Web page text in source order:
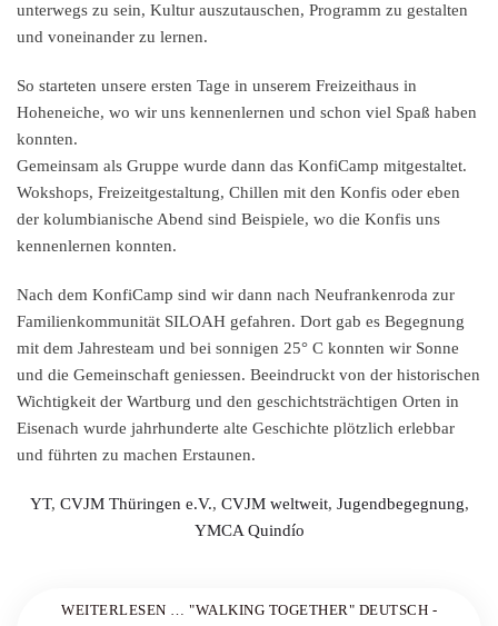
unterwegs zu sein, Kultur auszutauschen, Programm zu gestalten
und voneinander zu lernen.
So starteten unsere ersten Tage in unserem Freizeithaus in
Hoheneiche, wo wir uns kennenlernen und schon viel Spaß haben
konnten.
Gemeinsam als Gruppe wurde dann das KonfiCamp mitgestaltet.
Wokshops, Freizeitgestaltung, Chillen mit den Konfis oder eben
der kolumbianische Abend sind Beispiele, wo die Konfis uns
kennenlernen konnten.
Nach dem KonfiCamp sind wir dann nach Neufrankenroda zur
Familienkommunität SILOAH gefahren. Dort gab es Begegnung
mit dem Jahresteam und bei sonnigen 25° C konnten wir Sonne
und die Gemeinschaft geniessen. Beeindruckt von der historischen
Wichtigkeit der Wartburg und den geschichtsträchtigen Orten in
Eisenach wurde jahrhunderte alte Geschichte plötzlich erlebbar
und führten zu machen Erstaunen.
YT, CVJM Thüringen e.V., CVJM weltweit, Jugendbegegnung,
YMCA Quindío
WEITERLESEN … "WALKING TOGETHER" DEUTSCH -